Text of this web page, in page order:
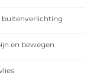
buitenverlichting
en bewegen